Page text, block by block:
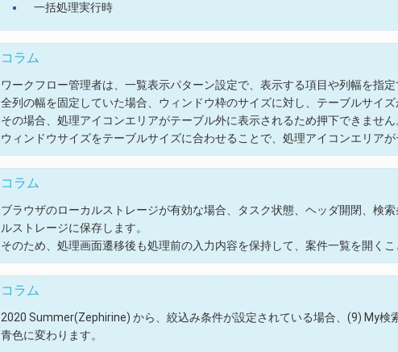
一括処理実行時
コラム
ワークフロー管理者は、一覧表示パターン設定で、表示する項目や列幅を指定
全列の幅を固定していた場合、ウィンドウ枠のサイズに対し、テーブルサイズ
その場合、処理アイコンエリアがテーブル外に表示されるため押下できません
ウィンドウサイズをテーブルサイズに合わせることで、処理アイコンエリア
コラム
ブラウザのローカルストレージが有効な場合、タスク状態、ヘッダ開閉、検
ルストレージに保存します。
そのため、処理画面遷移後も処理前の入力内容を保持して、案件一覧を開くこ
コラム
2020 Summer(Zephirine) から、絞込み条件が設定されている場合、(9) My検
青色に変わります。